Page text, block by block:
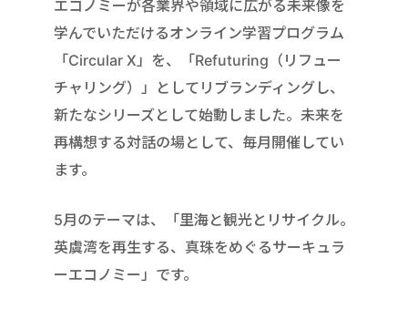
エコノミーが各業界や領域に広がる未来像を
学んでいただけるオンライン学習プログラム
「Circular X」を、「Refuturing（リフュー
チャリング）」としてリブランディングし、
新たなシリーズとして始動しました。未来を
再構想する対話の場として、毎月開催してい
ます。
5月のテーマは、「里海と観光とリサイクル。
英虞湾を再生する、真珠をめぐるサーキュラ
ーエコノミー」です。